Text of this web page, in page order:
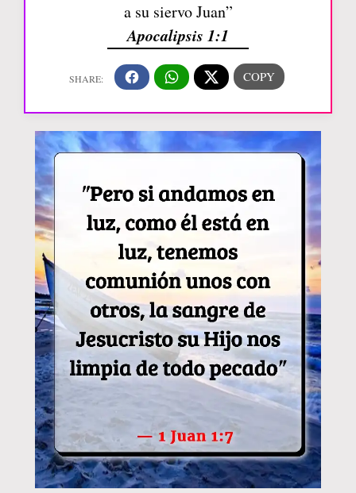
a su siervo Juan”
Apocalipsis 1:1